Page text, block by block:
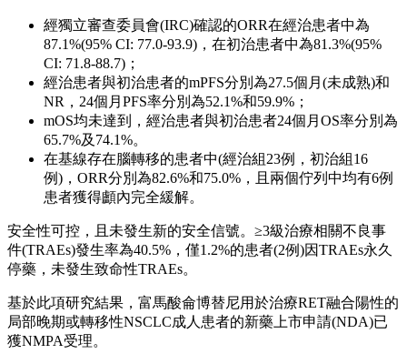
經獨立審查委員會(IRC)確認的ORR在經治患者中為
87.1%(95% CI: 77.0-93.9)，在初治患者中為81.3%(95%
CI: 71.8-88.7)；
經治患者與初治患者的mPFS分別為27.5個月(未成熟)和
NR，24個月PFS率分別為52.1%和59.9%；
mOS均未達到，經治患者與初治患者24個月OS率分別為
65.7%及74.1%。
在基線存在腦轉移的患者中(經治組23例，初治組16
例)，ORR分別為82.6%和75.0%，且兩個佇列中均有6例
患者獲得顱內完全緩解。
安全性可控，且未發生新的安全信號。≥3級治療相關不良事
件(TRAEs)發生率為40.5%，僅1.2%的患者(2例)因TRAEs永久
停藥，未發生致命性TRAEs。
基於此項研究結果，富馬酸侖博替尼用於治療RET融合陽性的
局部晚期或轉移性NSCLC成人患者的新藥上市申請(NDA)已
獲NMPA受理。